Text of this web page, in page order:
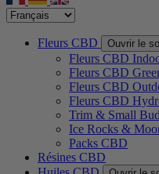
Fleurs CBD Ouvrir le
Fleurs CBD
Fleurs CBD
Fleurs CBD
Fleurs CBD
Trim & Small
Ice Rocks &
Packs CBD
Résines CBD